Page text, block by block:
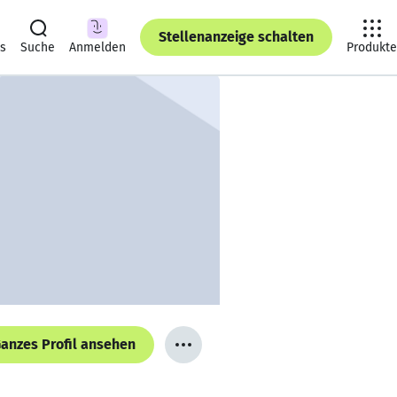
Suche Anmelden
Stellenanzeige schalten
Produkte
Profil ansehen